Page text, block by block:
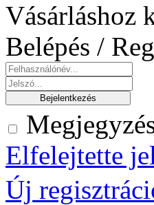
Vásárláshoz
Belépés /
Elfelejtette
Új